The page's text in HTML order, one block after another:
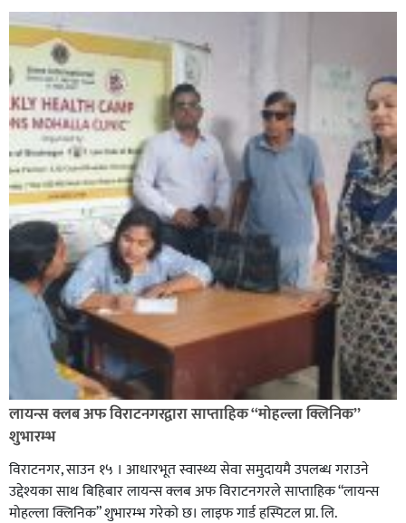
लायन्स क्लब अफ विराटनगरद्वारा साप्ताहिक “मोहल्ला क्लिनिक”
शुभारम्भ
विराटनगर, साउन १५ । आधारभूत स्वास्थ्य सेवा समुदायमै उपलब्ध गराउने
उद्देश्यका साथ बिहिबार लायन्स क्लब अफ विराटनगरले साप्ताहिक “लायन्स
मोहल्ला क्लिनिक” शुभारम्भ गरेकाे छ। लाइफ गार्ड हस्पिटल प्रा. लि.